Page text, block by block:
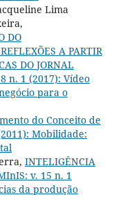
Lima
DO
A PARTIR
DO JORNAL
n. 1 (2017): Vídeo
para o
do Conceito de
Mobilidade:
INTELIGÊNCIA
v. 15 n. 1
da produção